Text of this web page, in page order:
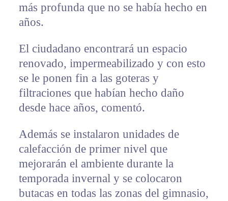
más profunda que no se había hecho en
años.
El ciudadano encontrará un espacio
renovado, impermeabilizado y con esto
se le ponen fin a las goteras y
filtraciones que habían hecho daño
desde hace años, comentó.
Además se instalaron unidades de
calefacción de primer nivel que
mejorarán el ambiente durante la
temporada invernal y se colocaron
butacas en todas las zonas del gimnasio,